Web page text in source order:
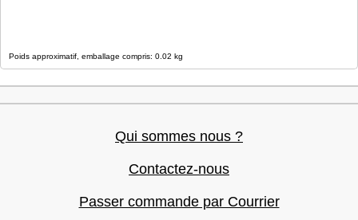
Poids approximatif, emballage compris: 0.02 kg
Qui sommes nous ?
Contactez-nous
Passer commande par Courrier